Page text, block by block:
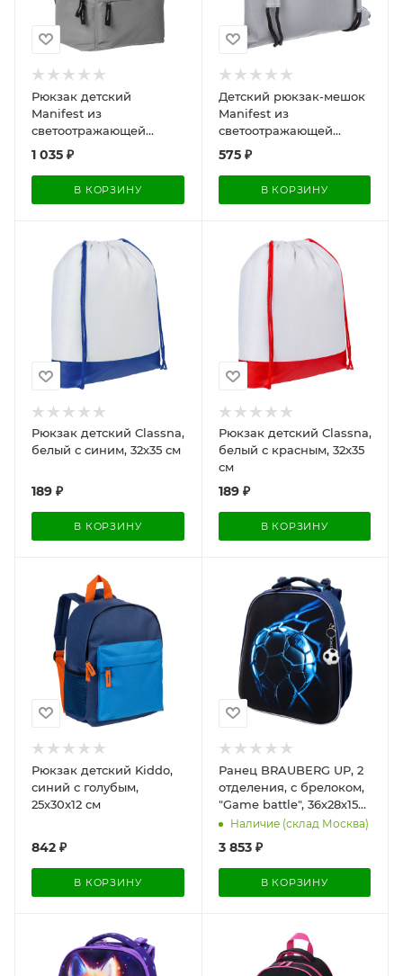
Рюкзак детский
Manifest из
светоотражающей
ткани, серый, 12x25x30
см
1 035 ₽
В КОРЗИНУ
Детский рюкзак-мешок
Manifest из
светоотражающей
ткани, серый, 30х30 (31)
см
575₽
В КОРЗИНУ
Рюкзак детский Classna,
белый с синим, 32х35 см
189 ₽
В КОРЗИНУ
Рюкзак детский Classna,
белый с красным, 32х35
см
189₽
В КОРЗИНУ
Рюкзак детский Kiddo,
синий с голубым,
25x30x12 см
842 ₽
В КОРЗИНУ
Ранец BRAUBERG UP, 2
отделения, с брелоком,
"Game battle", 36х28х15
см, 274668
Наличие (склад Москва)
3 853₽
В КОРЗИНУ